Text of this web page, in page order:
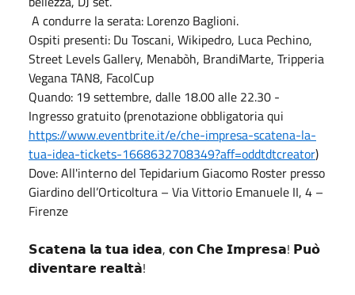
A condurre la serata: Lorenzo Baglioni.
Ospiti presenti: Du Toscani, Wikipedro, Luca Pechino,
Street Levels Gallery, Menabòh, BrandiMarte, Tripperia
Vegana TAN8, FacolCup
Quando: 19 settembre, dalle 18.00 alle 22.30 -
Ingresso gratuito (prenotazione obbligatoria qui
https://www.eventbrite.it/e/che-impresa-scatena-la-
tua-idea-tickets-1668632708349?aff=oddtdtcreator)
Dove: All'interno del Tepidarium Giacomo Roster presso
Giardino dell’Orticoltura – Via Vittorio Emanuele II, 4 –
Firenze
𝗦𝗰𝗮𝘁𝗲𝗻𝗮 𝗹𝗮 𝘁𝘂𝗮 𝗶𝗱𝗲𝗮, 𝗰𝗼𝗻 𝗖𝗵𝗲 𝗜𝗺𝗽𝗿𝗲𝘀𝗮! 𝗣𝘂𝗼̀
𝗱𝗶𝘃𝗲𝗻𝘁𝗮𝗿𝗲 𝗿𝗲𝗮𝗹𝘁𝗮̀!